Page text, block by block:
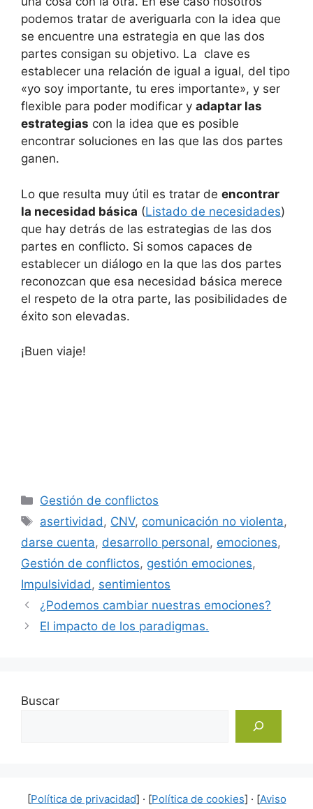
podemos tratar de averiguarla con la idea que
se encuentre una estrategia en que las dos
partes consigan su objetivo. La clave es
establecer una relación de igual a igual, del tipo
«yo soy importante, tu eres importante», y ser
flexible para poder modificar y adaptar las
estrategias con la idea que es posible
encontrar soluciones en las que las dos partes
ganen.
Lo que resulta muy útil es tratar de encontrar
la necesidad básica (Listado de necesidades)
que hay detrás de las estrategias de las dos
partes en conflicto. Si somos capaces de
establecer un diálogo en la que las dos partes
reconozcan que esa necesidad básica merece
el respeto de la otra parte, las posibilidades de
éxito son elevadas.
¡Buen viaje!
Categorías
Gestión de conflictos
Etiquetas
asertividad , CNV, comunicación no violenta,
darse cuenta, desarrollo personal, emociones,
Gestión de conflictos, gestión emociones,
Impulsividad , sentimientos
¿Podemos cambiar nuestras emociones?
El impacto de los paradigmas.
Buscar
[Política de privacidad] · [Política de cookies] · [Aviso